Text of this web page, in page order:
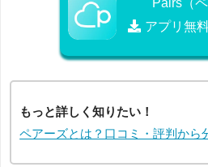
アプリ無
もっと詳しく知りたい！
ペアーズとは？口コミ・評判から